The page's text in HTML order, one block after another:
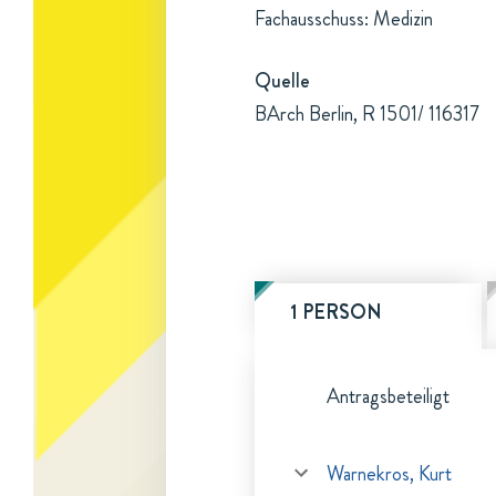
Fachausschuss: Medizin
Quelle
BArch Berlin, R 1501/ 116317
1 PERSON
Antragsbeteiligt
Warnekros, Kurt